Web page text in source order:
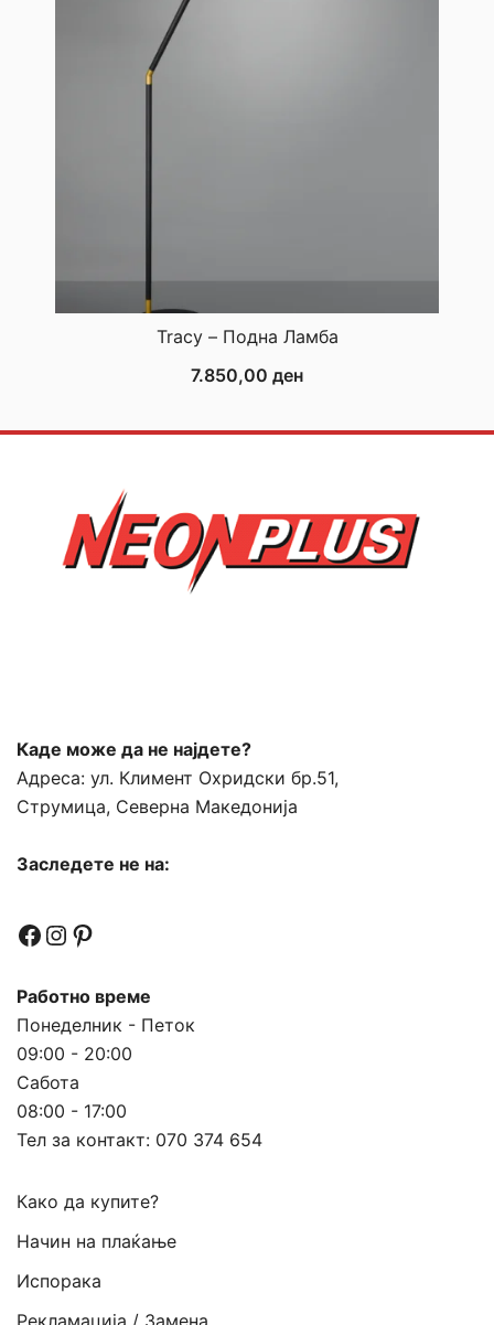
Tracy – Подна Ламба
7.850,00 ден
Каде може да не најдете?
Адреса: ул. Климент Охридски бр.51,
Струмица, Северна Македонија
Заследете не на:
Facebook
Instagram
Pinterest
Работно време
Понеделник - Петок
09:00 - 20:00
Сабота
08:00 - 17:00
Тел за контакт: 070 374 654
Како да купите?
Начин на плаќање
Испорака
Рекламација / Замена